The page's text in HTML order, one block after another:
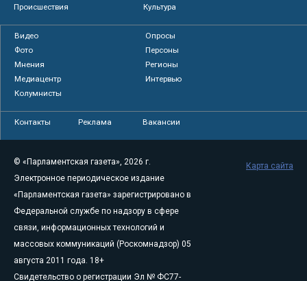
Происшествия
Культура
Видео
Опросы
Фото
Персоны
Мнения
Регионы
Медиацентр
Интервью
Колумнисты
Контакты Реклама Вакансии
© «Парламентская газета», 2026 г.
Электронное периодическое издание
«Парламентская газета» зарегистрировано в
Федеральной службе по надзору в сфере
связи, информационных технологий и
массовых коммуникаций (Роскомнадзор) 05
августа 2011 года. 18+
Свидетельство о регистрации Эл № ФС77-
Карта сайта